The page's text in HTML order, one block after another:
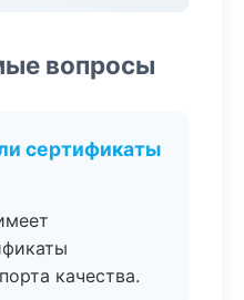
вопросы
сертификаты
качества.